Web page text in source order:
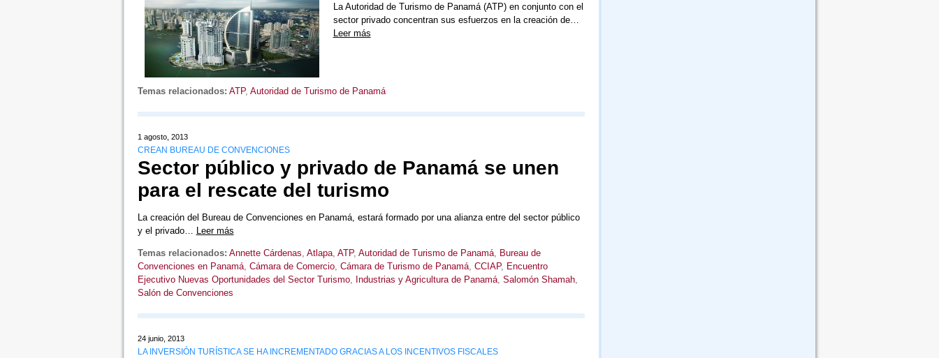
La Autoridad de Turismo de Panamá (ATP) en conjunto con el
sector privado concentran sus esfuerzos en la creación de…
Leer más
Temas relacionados: ATP, Autoridad de Turismo de Panamá
1 agosto, 2013
CREAN BUREAU DE CONVENCIONES
Sector público y privado de Panamá se unen
para el rescate del turismo
La creación del Bureau de Convenciones en Panamá, estará formado por una alianza entre del sector público
y el privado… Leer más
Temas relacionados: Annette Cárdenas, Atlapa, ATP, Autoridad de Turismo de Panamá, Bureau de
Convenciones en Panamá, Cámara de Comercio, Cámara de Turismo de Panamá, CCIAP, Encuentro
Ejecutivo Nuevas Oportunidades del Sector Turismo, Industrias y Agricultura de Panamá, Salomón Shamah,
Salón de Convenciones
24 junio, 2013
LA INVERSIÓN TURÍSTICA SE HA INCREMENTADO GRACIAS A LOS INCENTIVOS FISCALES